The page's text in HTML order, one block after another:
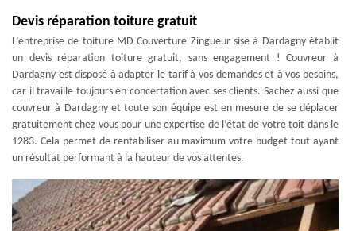
Devis réparation toiture gratuit
L’entreprise de toiture MD Couverture Zingueur sise à Dardagny établit
un devis réparation toiture gratuit, sans engagement ! Couvreur à
Dardagny est disposé à adapter le tarif à vos demandes et à vos besoins,
car il travaille toujours en concertation avec ses clients. Sachez aussi que
couvreur à Dardagny et toute son équipe est en mesure de se déplacer
gratuitement chez vous pour une expertise de l’état de votre toit dans le
1283. Cela permet de rentabiliser au maximum votre budget tout ayant
un résultat performant à la hauteur de vos attentes.